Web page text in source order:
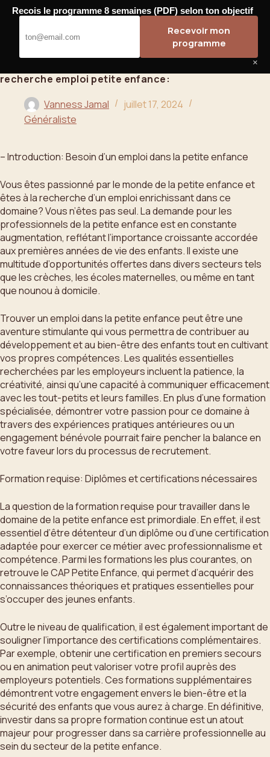
Passer
contenu
Bahoo
recherche emploi petite enfance:
Vanness Jamal
juillet 17, 2024
Généraliste
– Introduction: Besoin d’un emploi dans la petite enfance
Vous êtes passionné par le monde de la petite enfance et
êtes à la recherche d’un emploi enrichissant dans ce
domaine? Vous n’êtes pas seul. La demande pour les
professionnels de la petite enfance est en constante
augmentation, reflétant l’importance croissante accordée
aux premières années de vie des enfants. Il existe une
multitude d’opportunités offertes dans divers secteurs tels
que les crèches, les écoles maternelles, ou même en tant
que nounou à domicile.
Trouver un emploi dans la petite enfance peut être une
aventure stimulante qui vous permettra de contribuer au
développement et au bien-être des enfants tout en cultivant
vos propres compétences. Les qualités essentielles
recherchées par les employeurs incluent la patience, la
créativité, ainsi qu’une capacité à communiquer efficacement
avec les tout-petits et leurs familles. En plus d’une formation
spécialisée, démontrer votre passion pour ce domaine à
travers des expériences pratiques antérieures ou un
engagement bénévole pourrait faire pencher la balance en
votre faveur lors du processus de recrutement.
Formation requise: Diplômes et certifications nécessaires
La question de la formation requise pour travailler dans le
domaine de la petite enfance est primordiale. En effet, il est
essentiel d’être détenteur d’un diplôme ou d’une certification
adaptée pour exercer ce métier avec professionnalisme et
compétence. Parmi les formations les plus courantes, on
retrouve le CAP Petite Enfance, qui permet d’acquérir des
connaissances théoriques et pratiques essentielles pour
s’occuper des jeunes enfants.
Outre le niveau de qualification, il est également important de
souligner l’importance des certifications complémentaires.
Par exemple, obtenir une certification en premiers secours
ou en animation peut valoriser votre profil auprès des
employeurs potentiels. Ces formations supplémentaires
démontrent votre engagement envers le bien-être et la
sécurité des enfants que vous aurez à charge. En définitive,
investir dans sa propre formation continue est un atout
majeur pour progresser dans sa carrière professionnelle au
sein du secteur de la petite enfance.
Recois le programme 8 semaines (PDF) selon ton objectif
Recevoir mon
programme
×